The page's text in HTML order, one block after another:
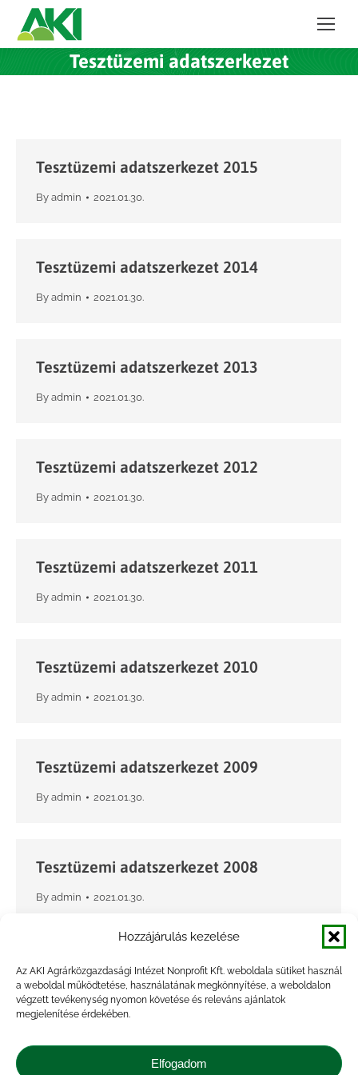
Hozzájárulás kezelése
Az AKI Agrárközgazdasági Intézet Nonprofit Kft. weboldala sütiket használ
a weboldal működtetése, használatának megkönnyítése, a weboldalon
végzett tevékenység nyomon követése és releváns ajánlatok
megjelenítése érdekében.
Elfogadom
Tesztüzemi adatszerkezet
Tesztüzemi adatszerkezet 2015
By admin 2021.01.30.
Tesztüzemi adatszerkezet 2014
By admin 2021.01.30.
Tesztüzemi adatszerkezet 2013
By admin 2021.01.30.
Tesztüzemi adatszerkezet 2012
By admin 2021.01.30.
Tesztüzemi adatszerkezet 2011
By admin 2021.01.30.
Tesztüzemi adatszerkezet 2010
By admin 2021.01.30.
Tesztüzemi adatszerkezet 2009
By admin 2021.01.30.
Tesztüzemi adatszerkezet 2008
By admin 2021.01.30.
Tesztüzemi adatszerkezet 2007
By admin 2021.01.30.
Tesztüzemi adatszerkezet 2006